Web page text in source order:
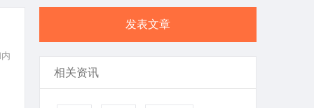
发表文章
相关资讯